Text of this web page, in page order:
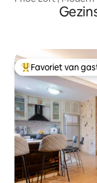
Topfavoriet van
Favoriet van